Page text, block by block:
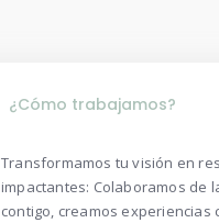
¿Cómo trabajamos?
Transformamos tu visión en
impactantes: Colaboramos de
contigo, creamos experiencias